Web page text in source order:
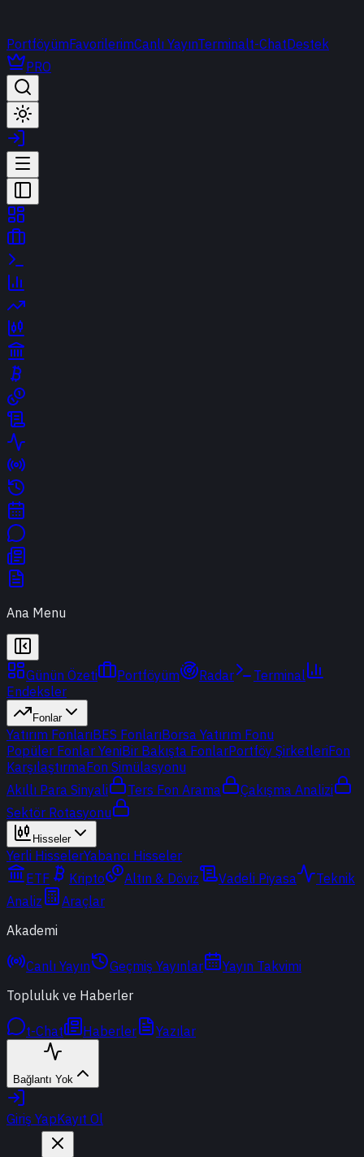
PortföyümFavorilerimCanlı YayınTerminalt-ChatDestek
PRO
Ana Menu
Günün Özeti Portföyüm Radar
Terminal
Endeksler
Fonlar
Yatırım FonlarıBES FonlarıBorsa Yatırım Fonu
Popüler Fonlar YeniBir Bakışta FonlarPortföy ŞirketleriFon
KarşılaştırmaFon Simülasyonu
Akıllı Para Sinyali
Ters Fon Arama
Çakışma Analizi
Sektör Rotasyonu
Hisseler
Yerli HisselerYabancı Hisseler
ETF
Kripto Altın & Döviz Vadeli Piyasa
Teknik
Analiz
Araçlar
Akademi
Canlı Yayın Geçmiş Yayınlar
Yayın Takvimi
Topluluk ve Haberler
t-Chat Haberler Yazılar
Bağlantı Yok
Giriş YapKayıt Ol